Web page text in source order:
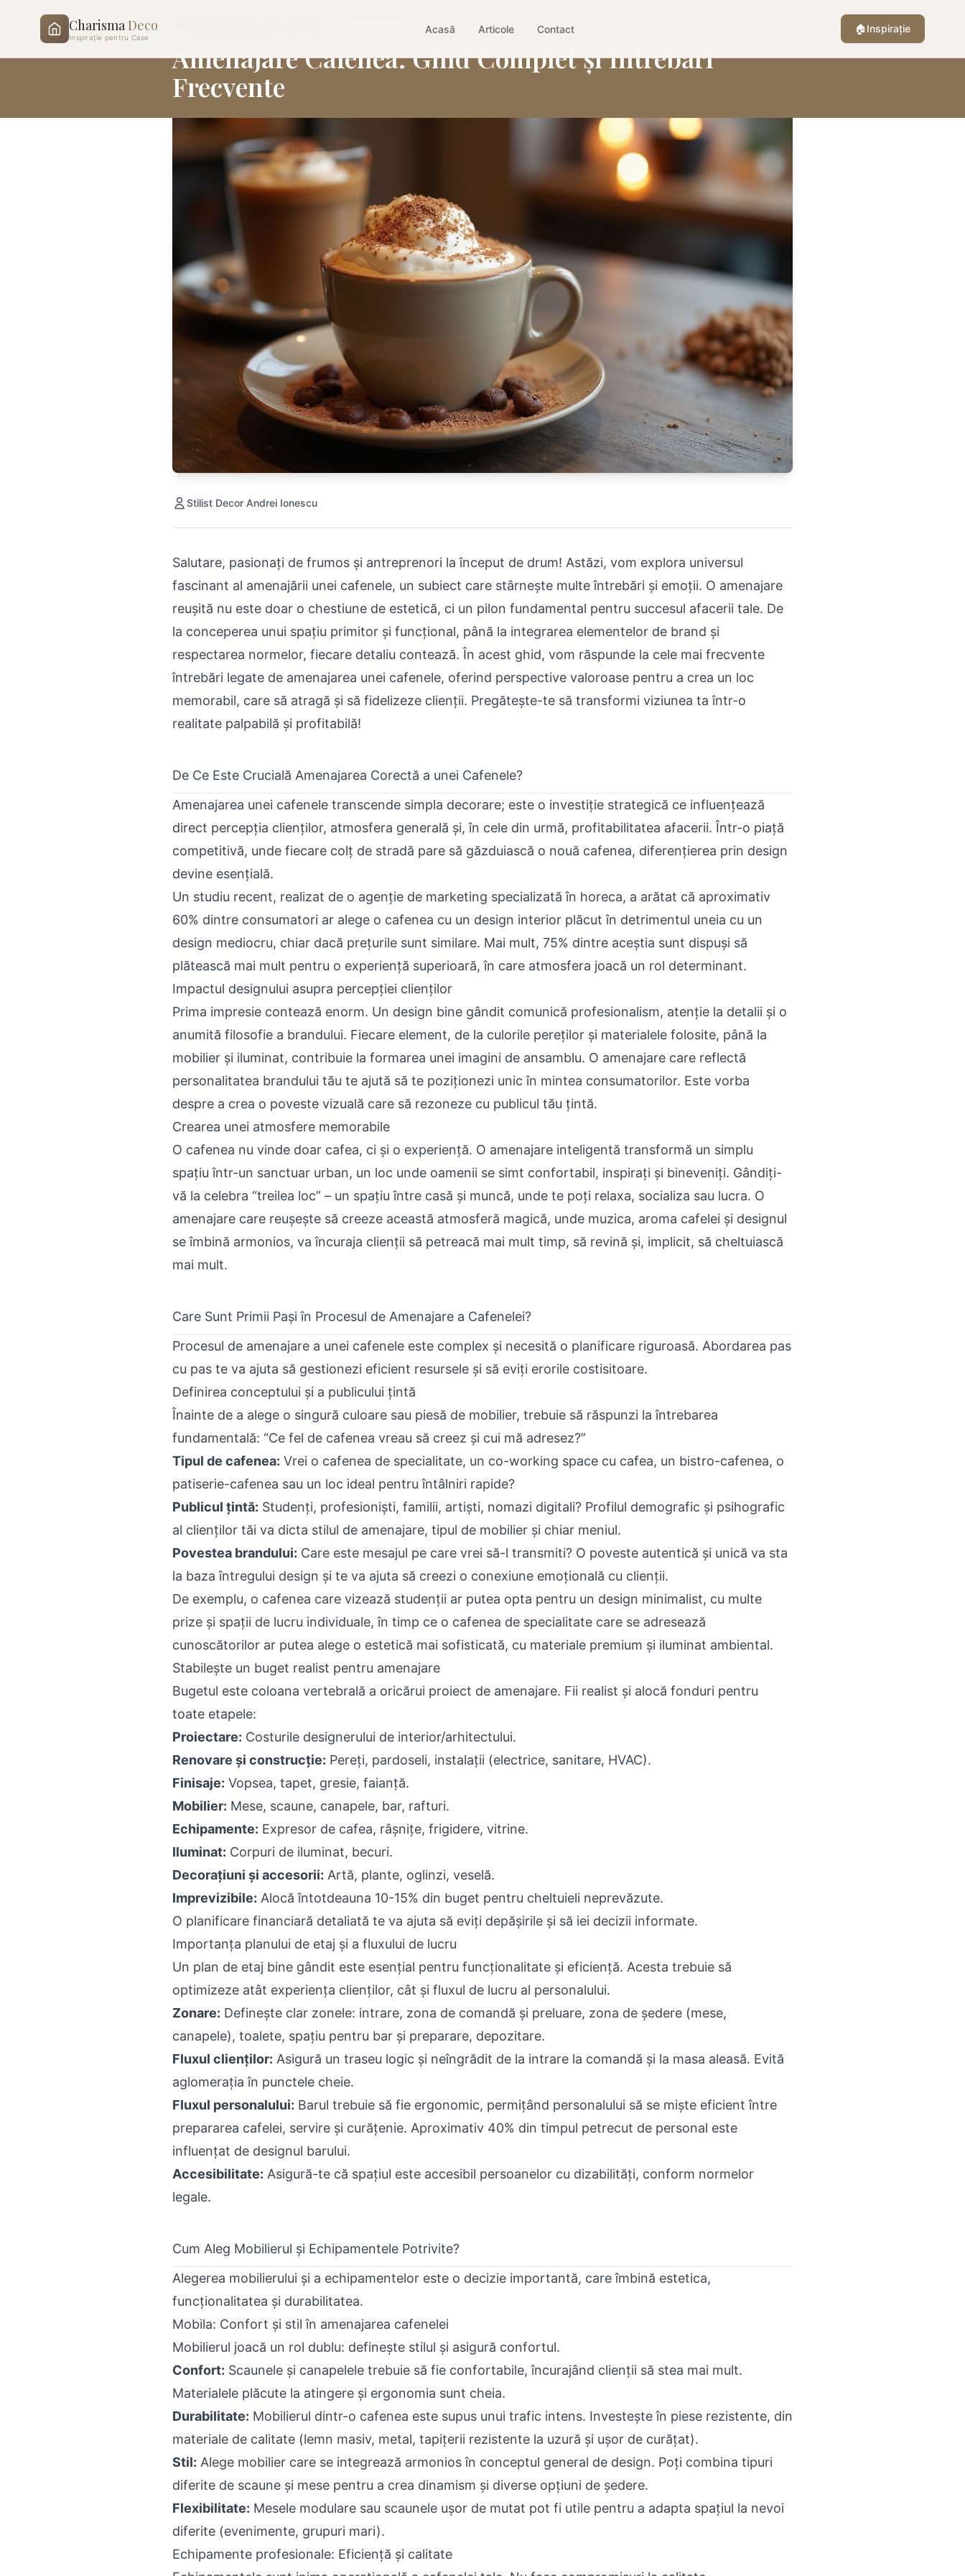
Charisma Deco
Inspirație pentru Case
Acasă Articole Contact 🏠Inspirație
Amenajare Cafenea: Ghid Complet și Întrebări
Frecvente
Stilist Decor Andrei Ionescu
Salutare, pasionați de frumos și antreprenori la început de drum! Astăzi, vom explora universul
fascinant al amenajării unei cafenele, un subiect care stârnește multe întrebări și emoții. O amenajare
reușită nu este doar o chestiune de estetică, ci un pilon fundamental pentru succesul afacerii tale. De
la conceperea unui spațiu primitor și funcțional, până la integrarea elementelor de brand și
respectarea normelor, fiecare detaliu contează. În acest ghid, vom răspunde la cele mai frecvente
întrebări legate de amenajarea unei cafenele, oferind perspective valoroase pentru a crea un loc
memorabil, care să atragă și să fidelizeze clienții. Pregătește-te să transformi viziunea ta într-o
realitate palpabilă și profitabilă!
De Ce Este Crucială Amenajarea Corectă a unei Cafenele?
Amenajarea unei cafenele transcende simpla decorare; este o investiție strategică ce influențează
direct percepția clienților, atmosfera generală și, în cele din urmă, profitabilitatea afacerii. Într-o piață
competitivă, unde fiecare colț de stradă pare să găzduiască o nouă cafenea, diferențierea prin design
devine esențială.
Un studiu recent, realizat de o agenție de marketing specializată în horeca, a arătat că aproximativ
60% dintre consumatori ar alege o cafenea cu un design interior plăcut în detrimentul uneia cu un
design mediocru, chiar dacă prețurile sunt similare. Mai mult, 75% dintre aceștia sunt dispuși să
plătească mai mult pentru o experiență superioară, în care atmosfera joacă un rol determinant.
Impactul designului asupra percepției clienților
Prima impresie contează enorm. Un design bine gândit comunică profesionalism, atenție la detalii și o
anumită filosofie a brandului. Fiecare element, de la culorile pereților și materialele folosite, până la
mobilier și iluminat, contribuie la formarea unei imagini de ansamblu. O amenajare care reflectă
personalitatea brandului tău te ajută să te poziționezi unic în mintea consumatorilor. Este vorba
despre a crea o poveste vizuală care să rezoneze cu publicul tău țintă.
Crearea unei atmosfere memorabile
O cafenea nu vinde doar cafea, ci și o experiență. O amenajare inteligentă transformă un simplu
spațiu într-un sanctuar urban, un loc unde oamenii se simt confortabil, inspirați și bineveniți. Gândiți-
vă la celebra “treilea loc” – un spațiu între casă și muncă, unde te poți relaxa, socializa sau lucra. O
amenajare care reușește să creeze această atmosferă magică, unde muzica, aroma cafelei și designul
se îmbină armonios, va încuraja clienții să petreacă mai mult timp, să revină și, implicit, să cheltuiască
mai mult.
Care Sunt Primii Pași în Procesul de Amenajare a Cafenelei?
Procesul de amenajare a unei cafenele este complex și necesită o planificare riguroasă. Abordarea pas
cu pas te va ajuta să gestionezi eficient resursele și să eviți erorile costisitoare.
Definirea conceptului și a publicului țintă
Înainte de a alege o singură culoare sau piesă de mobilier, trebuie să răspunzi la întrebarea
fundamentală: “Ce fel de cafenea vreau să creez și cui mă adresez?”
Tipul de cafenea: Vrei o cafenea de specialitate, un co-working space cu cafea, un bistro-cafenea, o
patiserie-cafenea sau un loc ideal pentru întâlniri rapide?
Publicul țintă: Studenți, profesioniști, familii, artiști, nomazi digitali? Profilul demografic și psihografic
al clienților tăi va dicta stilul de amenajare, tipul de mobilier și chiar meniul.
Povestea brandului: Care este mesajul pe care vrei să-l transmiti? O poveste autentică și unică va sta
la baza întregului design și te va ajuta să creezi o conexiune emoțională cu clienții.
De exemplu, o cafenea care vizează studenții ar putea opta pentru un design minimalist, cu multe
prize și spații de lucru individuale, în timp ce o cafenea de specialitate care se adresează
cunoscătorilor ar putea alege o estetică mai sofisticată, cu materiale premium și iluminat ambiental.
Stabilește un buget realist pentru amenajare
Bugetul este coloana vertebrală a oricărui proiect de amenajare. Fii realist și alocă fonduri pentru
toate etapele:
Proiectare: Costurile designerului de interior/arhitectului.
Renovare și construcție: Pereți, pardoseli, instalații (electrice, sanitare, HVAC).
Finisaje: Vopsea, tapet, gresie, faianță.
Mobilier: Mese, scaune, canapele, bar, rafturi.
Echipamente: Expresor de cafea, râșnițe, frigidere, vitrine.
Iluminat: Corpuri de iluminat, becuri.
Decorațiuni și accesorii: Artă, plante, oglinzi, veselă.
Imprevizibile: Alocă întotdeauna 10-15% din buget pentru cheltuieli neprevăzute.
O planificare financiară detaliată te va ajuta să eviți depășirile și să iei decizii informate.
Importanța planului de etaj și a fluxului de lucru
Un plan de etaj bine gândit este esențial pentru funcționalitate și eficiență. Acesta trebuie să
optimizeze atât experiența clienților, cât și fluxul de lucru al personalului.
Zonare: Definește clar zonele: intrare, zona de comandă și preluare, zona de ședere (mese,
canapele), toalete, spațiu pentru bar și preparare, depozitare.
Fluxul clienților: Asigură un traseu logic și neîngrădit de la intrare la comandă și la masa aleasă. Evită
aglomerația în punctele cheie.
Fluxul personalului: Barul trebuie să fie ergonomic, permițând personalului să se miște eficient între
prepararea cafelei, servire și curățenie. Aproximativ 40% din timpul petrecut de personal este
influențat de designul barului.
Accesibilitate: Asigură-te că spațiul este accesibil persoanelor cu dizabilități, conform normelor
legale.
Cum Aleg Mobilierul și Echipamentele Potrivite?
Alegerea mobilierului și a echipamentelor este o decizie importantă, care îmbină estetica,
funcționalitatea și durabilitatea.
Mobila: Confort și stil în amenajarea cafenelei
Mobilierul joacă un rol dublu: definește stilul și asigură confortul.
Confort: Scaunele și canapelele trebuie să fie confortabile, încurajând clienții să stea mai mult.
Materialele plăcute la atingere și ergonomia sunt cheia.
Durabilitate: Mobilierul dintr-o cafenea este supus unui trafic intens. Investește în piese rezistente, din
materiale de calitate (lemn masiv, metal, tapițerii rezistente la uzură și ușor de curățat).
Stil: Alege mobilier care se integrează armonios în conceptul general de design. Poți combina tipuri
diferite de scaune și mese pentru a crea dinamism și diverse opțiuni de ședere.
Flexibilitate: Mesele modulare sau scaunele ușor de mutat pot fi utile pentru a adapta spațiul la nevoi
diferite (evenimente, grupuri mari).
Echipamente profesionale: Eficiență și calitate